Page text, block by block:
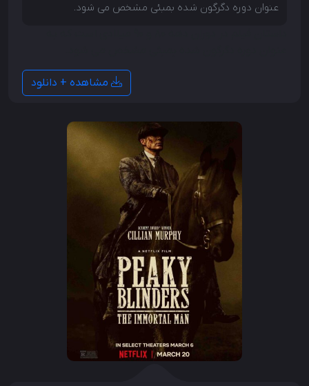
عنوان دوره دگرگون شده بمبئی مشخص می شود.
مشاهده + دانلود